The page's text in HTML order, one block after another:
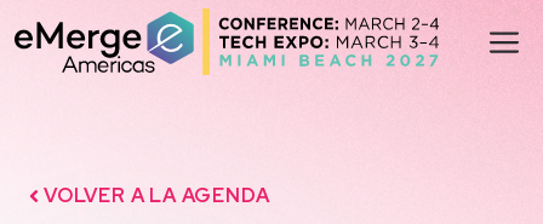
contenido
VOLVER A LA AGENDA